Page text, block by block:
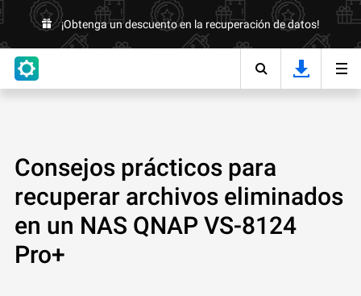
¡Obtenga un descuento en la recuperación de datos!
Consejos prácticos para
recuperar archivos eliminados
en un NAS QNAP VS-8124
Pro+